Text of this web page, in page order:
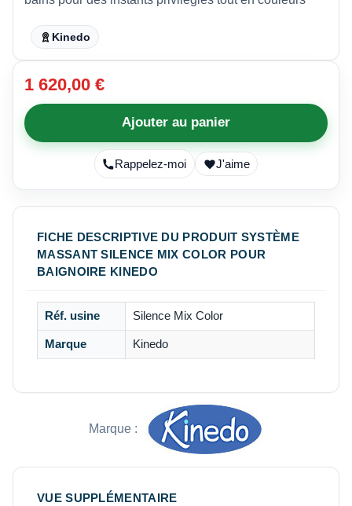
Kinedo
1 620,00 €
Ajouter au panier
Rappelez-moi J'aime
FICHE DESCRIPTIVE DU PRODUIT SYSTÈME
MASSANT SILENCE MIX COLOR POUR
BAIGNOIRE KINEDO
Réf. usine Silence Mix Color
Marque Kinedo
Marque :
VUE SUPPLÉMENTAIRE